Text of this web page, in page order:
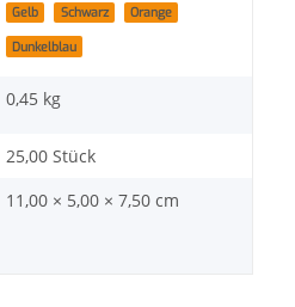
Gelb Schwarz Orange
Dunkelblau
0,45 kg
25,00 Stück
11,00 × 5,00 × 7,50 cm